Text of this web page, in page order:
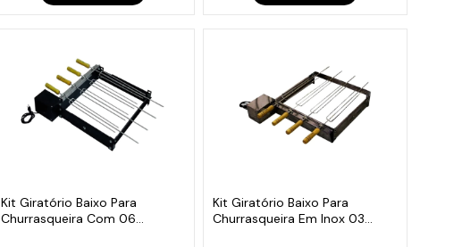
Kit Giratório Baixo Para
Churrasqueira Com 06
Kit Giratório Baixo Para
Churrasqueira Em Inox 03